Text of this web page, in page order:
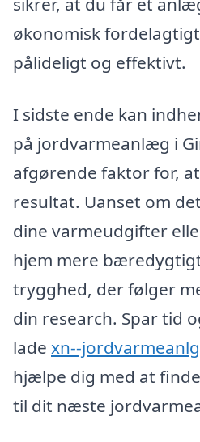
økonomisk
pålideligt og effektivt.
I sidste ende kan
på jordvarmeanlæg i
afgørende faktor for,
resultat. Uanset om
dine varmeudgifter
hjem mere
trygghed, der følger
din research. Spar tid
lade xn--
hjælpe dig med at
til dit næste